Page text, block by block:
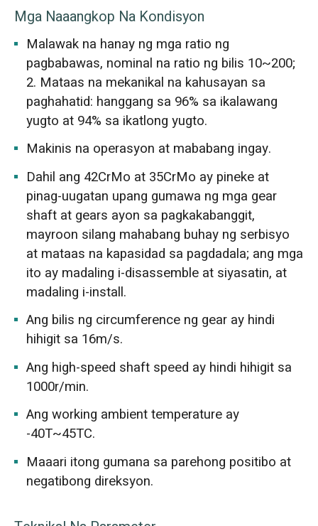
Mga Naaangkop Na Kondisyon
Malawak na hanay ng mga ratio ng
pagbabawas, nominal na ratio ng bilis 10~200;
2. Mataas na mekanikal na kahusayan sa
paghahatid: hanggang sa 96% sa ikalawang
yugto at 94% sa ikatlong yugto.
Makinis na operasyon at mababang ingay.
Dahil ang 42CrMo at 35CrMo ay pineke at
pinag-uugatan upang gumawa ng mga gear
shaft at gears ayon sa pagkakabanggit,
mayroon silang mahabang buhay ng serbisyo
at mataas na kapasidad sa pagdadala; ang mga
ito ay madaling i-disassemble at siyasatin, at
madaling i-install.
Ang bilis ng circumference ng gear ay hindi
hihigit sa 16m/s.
Ang high-speed shaft speed ay hindi hihigit sa
1000r/min.
Ang working ambient temperature ay
-40T~45TC.
Maaari itong gumana sa parehong positibo at
negatibong direksyon.